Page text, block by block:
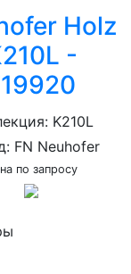
Holz
-
K210L
FN Neuhofer
по запросу